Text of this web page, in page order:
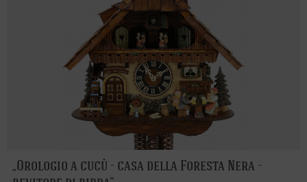
Orologio a cucù - casa della Foresta Nera -